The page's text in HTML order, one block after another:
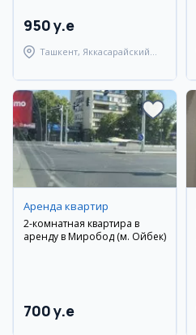
950 y.e
Ташкент, Яккасарайский
Аренда квартир
2-комнатная квартира в
аренду в Миробод (м. Ойбек)
700 y.e